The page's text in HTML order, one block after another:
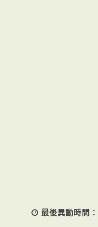
最後異動時間：